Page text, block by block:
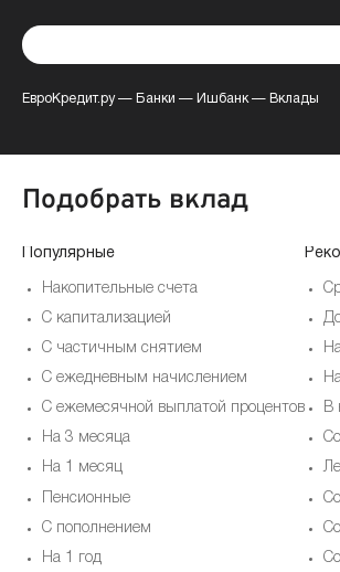
ЕвроКредит.ру— Банки — Ишбанк — Вклады
Подобрать вклад
Популярные
Накопительные счета
С капитализацией
С частичным снятием
С ежедневным начислением
С ежемесячной выплатой процентов
На 3 месяца
На 1 месяц
Пенсионные
С пополнением
На 1 год
В